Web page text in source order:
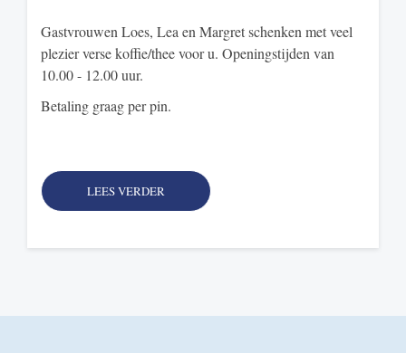
Gastvrouwen Loes, Lea en Margret schenken met veel
plezier verse koffie/thee voor u. Openingstijden van
10.00 - 12.00 uur.
Betaling graag per pin.
LEES VERDER